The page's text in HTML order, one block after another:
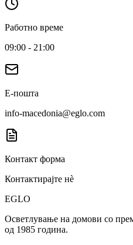
Работно време
09:00 - 21:00
Е-пошта
info-macedonia@eglo.com
Контакт форма
Контактирајте нè
EGLO
Осветлување на домови со
од 1985 година.